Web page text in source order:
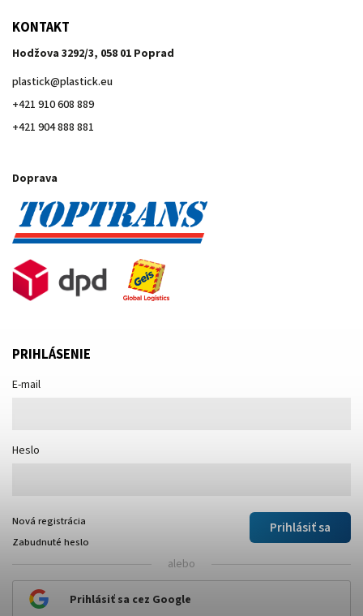
KONTAKT
Hodžova 3292/3, 058 01 Poprad
plastick@plastick.eu
+421 910 608 889
+421 904 888 881
Doprava
PRIHLÁSENIE
E-mail
Heslo
Prihlásiť sa
Nová registrácia
Zabudnuté heslo
alebo
Prihlásiť sa cez Google